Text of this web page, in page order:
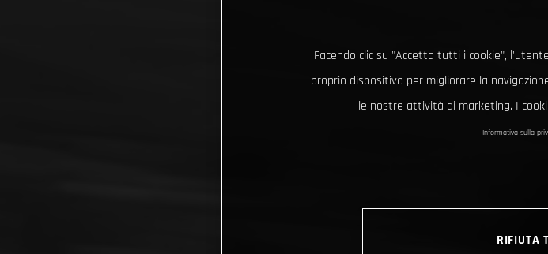
Facendo clic su "Accetta tutti i cookie",
proprio dispositivo per migliorare la
le nostre attività di marketing. I
Informativa sulla
RIFIUTA